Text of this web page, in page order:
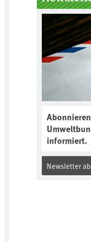
2-
informiert.
Newsletter